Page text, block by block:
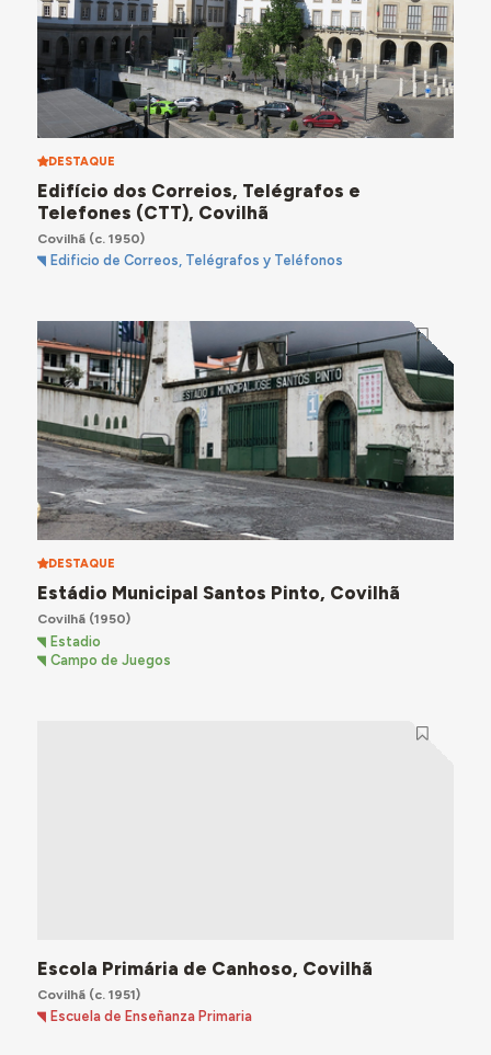
DESTAQUE
Edifício dos Correios, Telégrafos e
Telefones (CTT), Covilhã
Covilhã(c. 1950)
Edificio de Correos, Telégrafos y Teléfonos
DESTAQUE
Estádio Municipal Santos Pinto, Covilhã
Covilhã(1950)
Estadio
Campo de Juegos
Escola Primária de Canhoso, Covilhã
Covilhã(c. 1951)
Escuela de Enseñanza Primaria